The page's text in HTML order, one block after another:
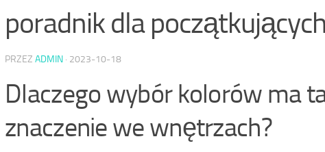
poradnik dla początkujących
PRZEZ ADMIN · 2023-10-18
Dlaczego wybór kolorów ma
znaczenie we wnętrzach?